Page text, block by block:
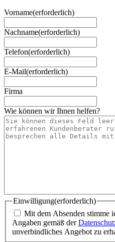
Vorname(erforderlich)
Nachname(erforderlich)
Telefon(erforderlich)
E-Mail(erforderlich)
Firma
Wie können wir Ihnen helfen?
Einwilligung(erforderlich)
Mit dem Absenden stimme
Angaben gemäß der
unverbindliches Angebot zu